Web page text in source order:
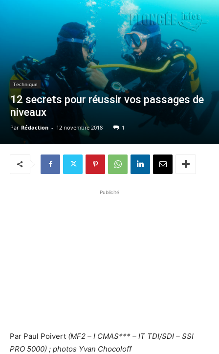
Technique
12 secrets pour réussir vos passages de
niveaux
Par Rédaction - 12 novembre 2018 1
Publicité
Par Paul Poivert (MF2 – I CMAS*** – IT TDI/SDI – SSI
PRO 5000) ; photos Yvan Chocoloff